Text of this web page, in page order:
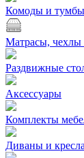
Комоды и тумбы
Матрасы,
Раздвижные
Аксессуары
Комплекты
Диваны и кресла